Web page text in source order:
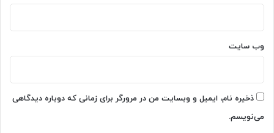
وب‌ سایت
ذخیره نام، ایمیل و وبسایت من در مرورگر برای زمانی که دوباره دیدگاهی
می‌نویسم.